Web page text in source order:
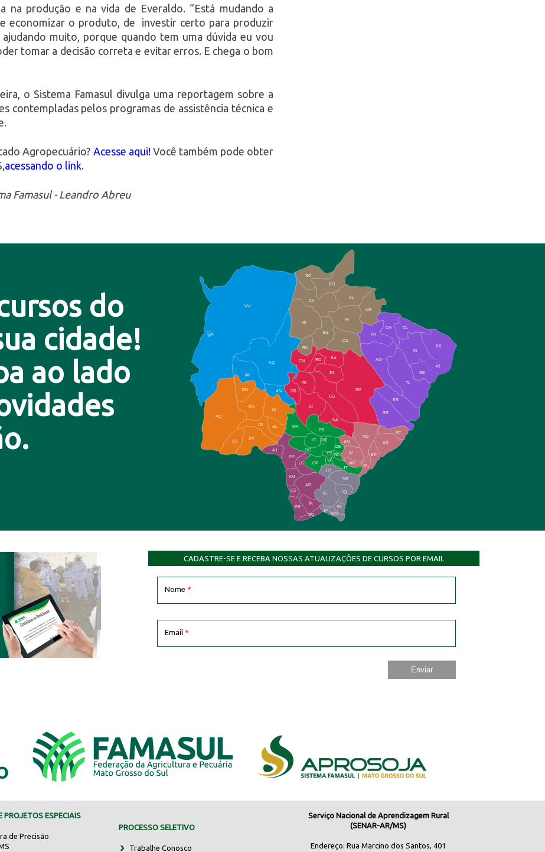
na produção e na vida de Everaldo. “Está mudando a
economizar o produto, de investir certo para produzir
muito, porque quando tem uma dúvida eu vou
tomar a decisão correta e evitar erros. E chega o bom
o Sistema Famasul divulga uma reportagem sobre a
contempladas pelos programas de assistência técnica e
Agropecuário? Acesse aqui! Você também pode obter
acessando o link.
Famasul - Leandro Abreu
do
cidade!
ao lado
CO
AQ
MI
AN
CX
RI
AL
CR
FI
SG
BA
CA
PA
CH CL
PB
SE
TL
AG
BR
SR
BT
AR
RP
RO
JG
CG
SI
NA
TA
NH
JT
RB
MA
IT
DR
DO
CP
JU
NV
IQ
EL
BD
BO
NI
JD
PO
BV
CC
PP
AJ
LC
AM
AB
JP
DB
TE
CS
PR
TA
SQ
IG
MN
IN
NO
BP
RN
CN
GL
AN
IV
FS
VC
GD
DE
AT
PG
SO
LA
CADASTRE-SE E RECEBA NOSSAS ATUALIZAÇÕES DE CURSOS POR EMAIL
Nome *
Email *
PROJETOS ESPECIAIS
de Precisão
PROCESSO SELETIVO
Trabalhe Conosco
Serviço Nacional de Aprendizagem Rural
(SENAR-AR/MS)
Endereço: Rua Marcino dos Santos, 401